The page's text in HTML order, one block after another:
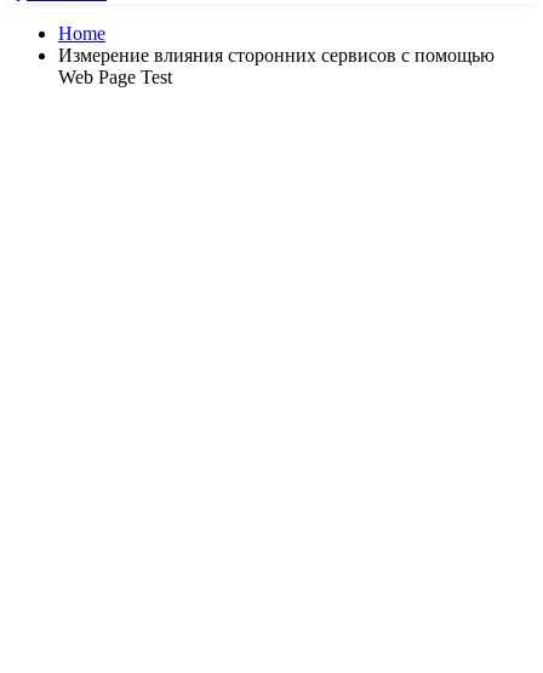
Home
Измерение влияния сторонних сервисов с помощью
Web Page Test